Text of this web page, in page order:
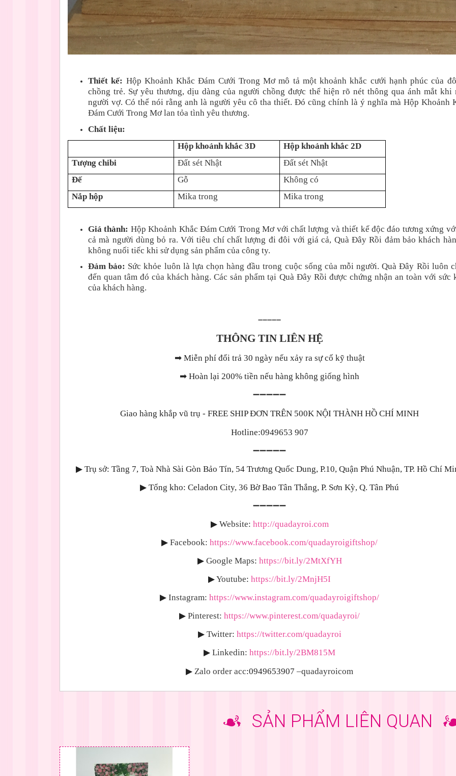
Thiết kế: Hộp Khoảnh Khắc Đám Cưới Trong Mơ mô tả một khoảnh khắc cưới hạnh phúc của
chồng trẻ. Sự yêu thương, dịu dàng của người chồng được thể hiện rõ nét thông qua ánh mắt khi
người vợ. Có thể nói rằng anh là người yêu cô tha thiết. Đó cũng chính là ý nghĩa mà Hộp Khoảnh
Đám Cưới Trong Mơ lan tỏa tình yêu thương.
Chất liệu:
Hộp khoảnh khắc 3D
Hộp khoảnh khắc 2D
Tượng chibi
Đất sét Nhật
Đất sét Nhật
Đế
Gỗ
Không có
Nắp hộp
Mika trong Mika trong
Giá thành: Hộp Khoảnh Khắc Đám Cưới Trong Mơ với chất lượng và thiết kế độc đáo tương xứng
cả mà người dùng bỏ ra. Với tiêu chí chất lượng đi đôi với giá cả, Quà Đây Rồi đảm bảo khách
không nuối tiếc khi sử dụng sản phẩm của công ty.
Đảm bảo: Sức khỏe luôn là lựa chọn hàng đầu trong cuộc sống của mỗi người. Quà Đây Rồi luôn
đến quan tâm đó của khách hàng. Các sản phẩm tại Quà Đây Rồi được chứng nhận an toàn với sức
của khách hàng.
➖➖➖➖➖
THÔNG TIN LIÊN HỆ
➡Miễn phí đổi trả 30 ngày nếu xảy ra sự cố kỹ thuật
➡ Hoàn lại 200% tiền nếu hàng không giống hình
➖➖➖➖➖
Giao hàng khắp vũ trụ - FREE SHIP ĐƠN TRÊN 500K NỘI THÀNH HỒ CHÍ MINH
Hotline:0949653 907
➖➖➖➖➖
▶Trụ sở: Tầng 7, Toà Nhà Sài Gòn Bảo Tín, 54 Trương Quốc Dung, P.10, Quận Phú Nhuận, TP. Hồ Chí
▶ Tổng kho: Celadon City, 36 Bờ Bao Tân Thắng, P. Sơn Kỳ, Q. Tân Phú
➖➖➖➖➖
▶ Website: http://quadayroi.com
▶ Facebook: https://www.facebook.com/quadayroigiftshop/
▶ Google Maps: https://bit.ly/2MtXfYH
▶Youtube: https://bit.ly/2MnjH5I
▶ Instagram: https://www.instagram.com/quadayroigiftshop/
▶ Pinterest: https://www.pinterest.com/quadayroi/
▶ Twitter: https://twitter.com/quadayroi
▶ Linkedin: https://bit.ly/2BM815M
▶ Zalo order acc:0949653907 –quadayroicom
SẢN PHẨM LIÊN QUAN